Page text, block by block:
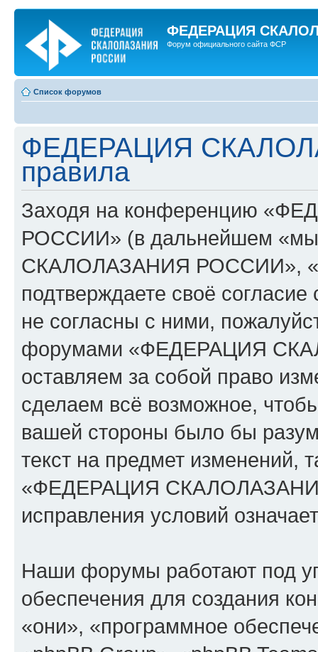
ФЕДЕРАЦИЯ
Форум официального сайта ФСР
Список форумов
ФЕДЕРАЦИЯ
правила
Заходя на конференцию
РОССИИ» (в дальнейшем
СКАЛОЛАЗАНИЯ РОССИИ»,
подтверждаете своё
не согласны с ними,
форумами «ФЕДЕРАЦИЯ
оставляем за собой право
сделаем всё возможное,
вашей стороны было бы
текст на предмет изменений,
«ФЕДЕРАЦИЯ
исправления условий
Наши форумы работают под
обеспечения для создания
«они», «программное